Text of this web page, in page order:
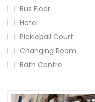
Bus Floor
Hotel
Pickleball Court
Changing Room
Bath Centre